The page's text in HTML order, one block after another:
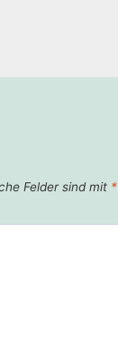
Felder sind mit *